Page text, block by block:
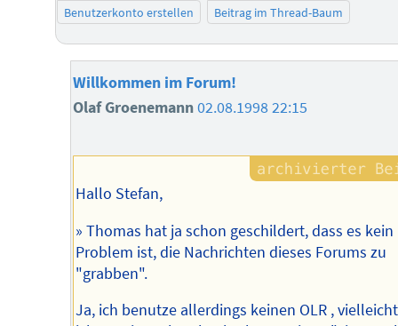
Benutzerkonto erstellen
Beitrag im Thread-Baum
Willkommen im Forum!
Olaf Groenemann02.08.1998 22:15
Hallo Stefan,
» Thomas hat ja schon geschildert, dass es kein
Problem ist, die Nachrichten dieses Forums zu
"grabben".
Ja, ich benutze allerdings keinen OLR ,